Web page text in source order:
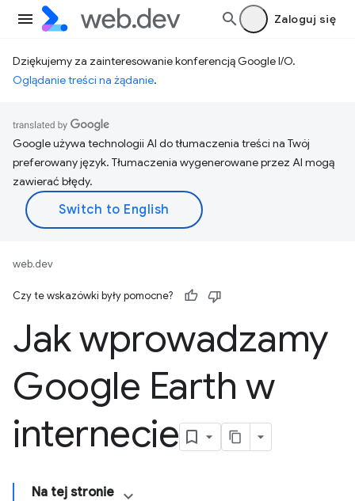
Zaloguj się
Dziękujemy za zainteresowanie konferencją Google I/O.
Oglądanie treści na żądanie.
Google używa technologii AI do tłumaczenia treści na Twój
preferowany język. Tłumaczenia wygenerowane przez AI mogą
zawierać błędy.
web.dev
Czy te wskazówki były pomocne?
Jak wprowadzamy
Google Earth w
internecie
Na tej stronie